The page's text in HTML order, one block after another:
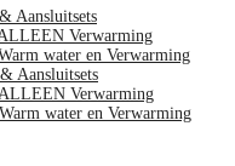
Aansluitsets
Verwarming
water en Verwarming
Aansluitsets
ALLEEN Verwarming
water en Verwarming